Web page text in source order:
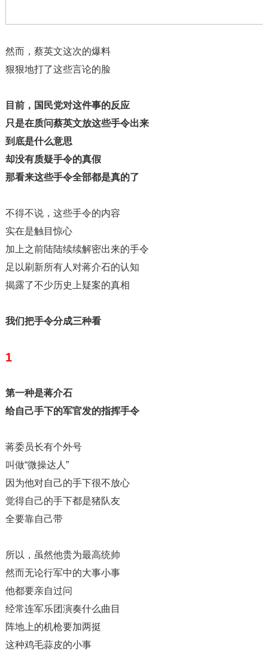
然而，蔡英文这次的爆料
狠狠地打了这些言论的脸
目前，国民党对这件事的反应
只是在质问蔡英文放这些手令出来
到底是什么意思
却没有质疑手令的真假
那看来这些手令全部都是真的了
不得不说，这些手令的内容
实在是触目惊心
加上之前陆陆续续解密出来的手令
足以刷新所有人对蒋介石的认知
揭露了不少历史上疑案的真相
我们把手令分成三种看
1
第一种是蒋介石
给自己手下的军官发的指挥手令
蒋委员长有个外号
叫做“微操达人”
因为他对自己的手下很不放心
觉得自己的手下都是猪队友
全要靠自己带
所以，虽然他贵为最高统帅
然而无论行军中的大事小事
他都要亲自过问
经常连军乐团演奏什么曲目
阵地上的机枪要加两挺
这种鸡毛蒜皮的小事